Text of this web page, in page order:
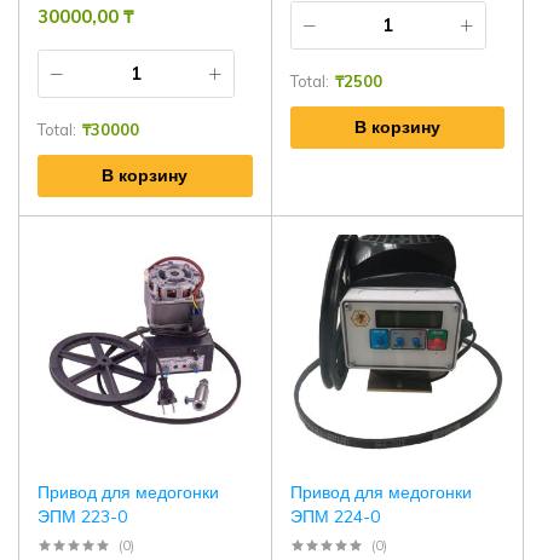
30000,00 ₸
Total: ₸30000
В корзину
Total: ₸2500
В корзину
Привод для медогонки
ЭПМ 223-0
(0)
Привод для медогонки
ЭПМ 224-0
(0)